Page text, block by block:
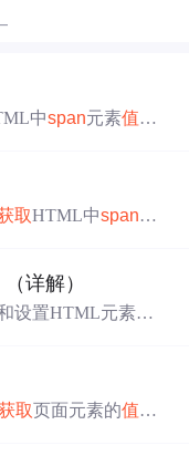
中span元素值的
取HTML中span元
详解）
设置HTML元素的
取页面元素的值，